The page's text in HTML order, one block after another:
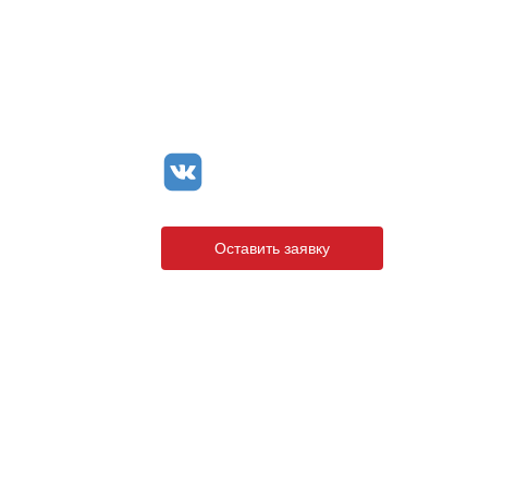
Оставить заявку